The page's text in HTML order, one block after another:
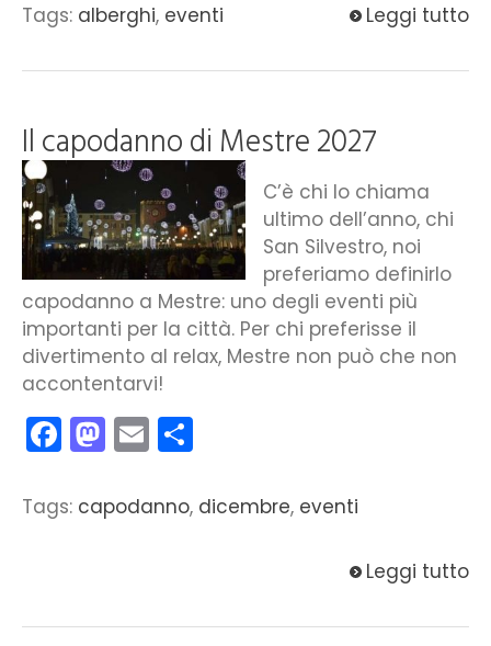
Tags: alberghi, eventi Leggi tutto
Il capodanno di Mestre 2027
C’è chi lo chiama
ultimo dell’anno, chi
San Silvestro, noi
preferiamo definirlo
capodanno a Mestre: uno degli eventi più
importanti per la città. Per chi preferisse il
divertimento al relax, Mestre non può che non
accontentarvi!
Facebook
Mastodon
Email
Tags: capodanno, dicembre, eventi
Leggi tutto